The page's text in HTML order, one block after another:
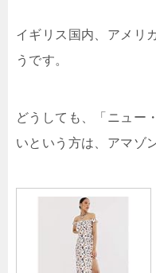
イギリス国内、アメリ
うです。
どうしても、「ニュー
いという方は、アマゾ